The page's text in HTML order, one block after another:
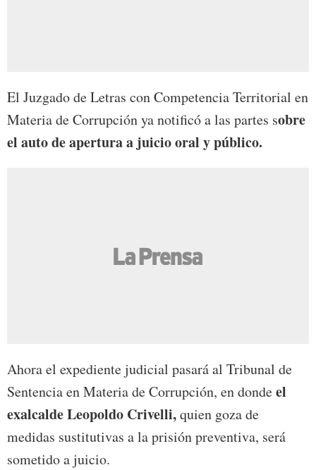
El Juzgado de Letras con Competencia Territorial en
Materia de Corrupción ya notificó a las partes sobre
el auto de apertura a juicio oral y público.
Ahora el expediente judicial pasará al Tribunal de
Sentencia en Materia de Corrupción, en dondeel
exalcalde Leopoldo Crivelli,quien goza de
medidas sustitutivas a la prisión preventiva, será
sometido a juicio.